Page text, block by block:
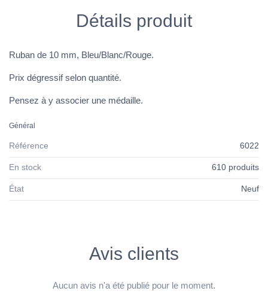
Détails produit
Ruban de 10 mm, Bleu/Blanc/Rouge.
Prix dégressif selon quantité.
Pensez à y associer une médaille.
Général
Référence 6022
En stock 610 produits
État Neuf
Avis clients
Aucun avis n'a été publié pour le moment.